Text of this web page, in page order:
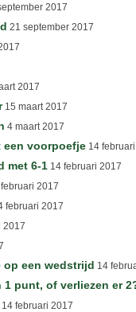
2017
21 september 2017
2017
15 maart 2017
4 maart 2017
een voorpoefje 14
met 6-1 14 februari 2017
2017
februari 2017
2017
op een wedstrijd 14
1 punt, of verliezen er
14 februari 2017